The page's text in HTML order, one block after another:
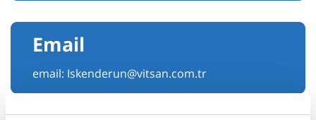
Email
email: Iskenderun@vitsan.com.tr